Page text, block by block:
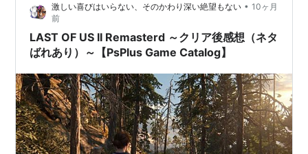
激しい喜びはいらない、そのかわり深い絶望もない • 10ヶ月
前
LAST OF US II Remasterd ～クリア後感想（ネタ
ばれあり）～【PsPlus Game Catalog】